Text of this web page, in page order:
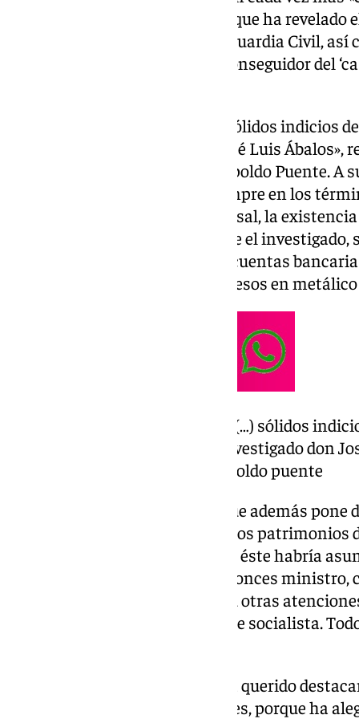
concreto los «ingresos opacos» que ha
Central Operativa (UCO) de la Guardia Civil,
relacionados con el presunto conseguidor del
«Es evidente que persisten (…) sólidos indicios
persona del investigado don José Luis
miércoles por el instructor Leopoldo Puente.
UCO «viene a incrementar, siempre en los
propios de este momento procesal, la
indicios, poniendo de relieve que el
en metálico procedente de sus cuentas
sin embargo, significativos ingresos en
«Es evidente que persisten (…) sólidos
relación a la persona del investigado don
resolución dictada por leopoldo puente
«Y no solo eso», subraya, sino que además
muy estrechos vínculos» entre los patrimonios
ministerial Koldo García, ya que éste habría
cuyo abono correspondía al entonces
de uno de sus hijos» o «regalos u otras
círculo personal» del ex dirigente socialista.
En este punto, el magistrado ha querido
comparecencia de este miércoles, porque ha